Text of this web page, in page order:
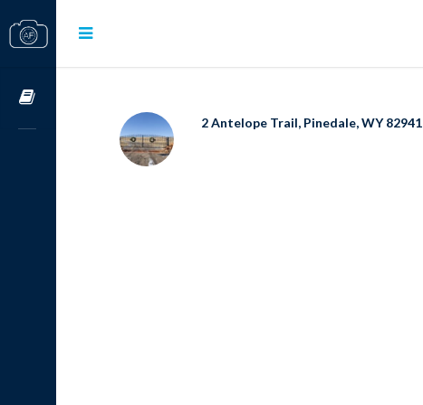
2 Antelope Trail, Pinedale, WY 82941